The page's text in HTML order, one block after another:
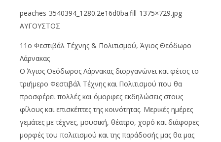
peaches-3540394_1280.2e16d0ba.fill-1375×729.jpg
ΑΥΓΟΥΣΤΟΣ
11ο Φεστιβάλ Τέχνης & Πολιτισμού, Άγιος Θεόδωρο
Λάρνακας
Ο Άγιος Θεόδωρος Λάρνακας διοργανώνει και φέτος το
τριήμερο Φεστιβάλ Τέχνης και Πολιτισμού που θα
προσφέρει πολλές και όμορφες εκδηλώσεις στους
φίλους και επισκέπτες της κοινότητας. Μερικές ημέρες
γεμάτες με τέχνες, μουσική, θέατρο, χορό και διάφορες
μορφές του πολιτισμού και της παράδοσής μας θα μας